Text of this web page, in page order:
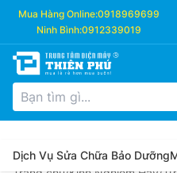
Mua Hàng Online:0918969699
Ninh Bình:0912339019
Dịch Vụ Sửa Chữa Bảo Dưỡng